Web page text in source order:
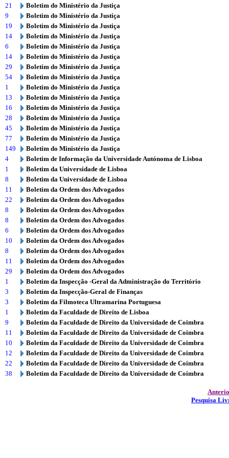
21
Boletim do Ministério da Justiça
9
Boletim do Ministério da Justiça
19
Boletim do Ministério da Justiça
14
Boletim do Ministério da Justiça
6
Boletim do Ministério da Justiça
14
Boletim do Ministério da Justiça
29
Boletim do Ministério da Justiça
54
Boletim do Ministério da Justiça
1
Boletim do Ministério da Justiça
13
Boletim do Ministério da Justiça
16
Boletim do Ministério da Justiça
28
Boletim do Ministério da Justiça
45
Boletim do Ministério da Justiça
77
Boletim do Ministério da Justiça
149
Boletim do Ministério da Justiça
4
Boletim de Informação da Universidade Autónoma de Lisboa
1
Boletim da Universidade de Lisboa
8
Boletim da Universidade de Lisboa
11
Boletim da Ordem dos Advogados
22
Boletim da Ordem dos Advogados
8
Boletim da Ordem dos Advogados
8
Boletim da Ordem dos Advogados
6
Boletim da Ordem dos Advogados
10
Boletim da Ordem dos Advogados
8
Boletim da Ordem dos Advogados
11
Boletim da Ordem dos Advogados
29
Boletim da Ordem dos Advogados
1
Boletim da Inspecção -Geral da Administração do Território
3
Boletim da Inspecção-Geral de Finanças
3
Boletim da Filmoteca Ultramarina Portuguesa
1
Boletim da Faculdade de Direito de Lisboa
9
Boletim da Faculdade de Direito da Universidade de Coimbra
11
Boletim da Faculdade de Direito da Universidade de Coimbra
10
Boletim da Faculdade de Direito da Universidade de Coimbra
12
Boletim da Faculdade de Direito da Universidade de Coimbra
22
Boletim da Faculdade de Direito da Universidade de Coimbra
38
Boletim da Faculdade de Direito da Universidade de Coimbra
Pesquisa